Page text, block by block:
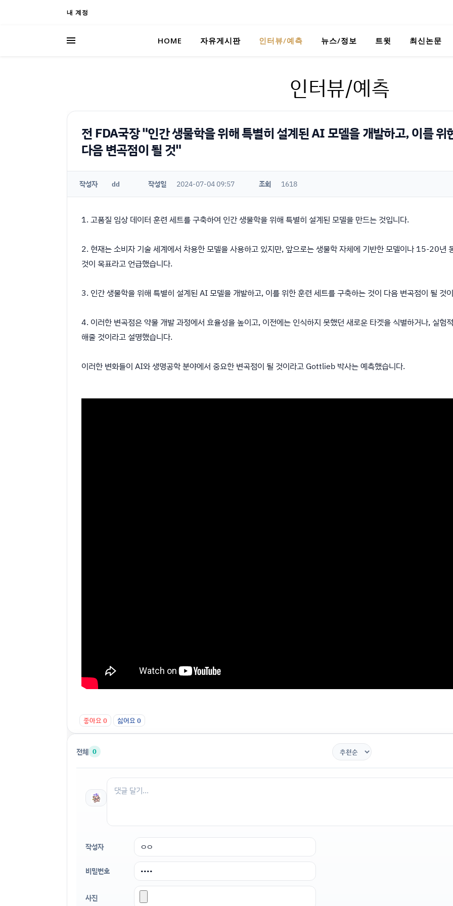
내 계정
HOME 자유게시판 인터뷰/예측 뉴스/정보 트윗 최신논문
인터뷰/예측
전 FDA국장 "인간 생물학을 위해 특별히 설계된 AI 모델을 개발하고, 이를 위
다음 변곡점이 될 것"
작성자 dd 작성일 2024-07-04 09:57 조회 1618
1. 고품질 임상 데이터 훈련 세트를 구축하여 인간 생물학을 위해 특별히 설계된 모델을 만드는 것입니다.
2. 현재는 소비자 기술 세계에서 차용한 모델을 사용하고 있지만, 앞으로는 생물학 자체에 기반한 모델이나 15-20년
것이 목표라고 언급했습니다.
3. 인간 생물학을 위해 특별히 설계된 AI 모델을 개발하고, 이를 위한 훈련 세트를 구축하는 것이 다음 변곡점이 될 것
4. 이러한 변곡점은 약물 개발 과정에서 효율성을 높이고, 이전에는 인식하지 못했던 새로운 타겟을 식별하거나, 실험
해줄 것이라고 설명했습니다.
이러한 변화들이 AI와 생명공학 분야에서 중요한 변곡점이 될 것이라고 Gottlieb 박사는 예측했습니다.
좋아요0 싫어요0
전체 0
작성자
비밀번호
사진